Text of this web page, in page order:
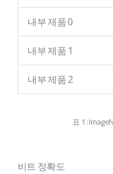
내부 제품 0
내부 제품 1
내부 제품 2
표 1 :
비트 정확도